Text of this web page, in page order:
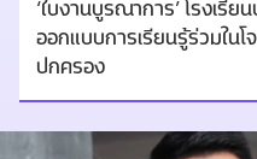
‘ใบงานบูรณาการ’ โรงเรีย
ออกแบบการเรียนรู้ร่วมในโ
ปกครอง